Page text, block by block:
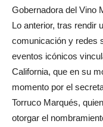
Gobernadora del Vino
Lo anterior, tras rendir
comunicación y redes
eventos icónicos
California, que en su
momento por el
Torruco Marqués,
otorgar el